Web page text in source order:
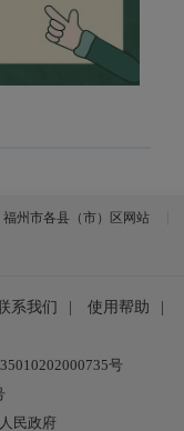
福州市各县（市）区网站
系我们 使用帮助
号
民政府